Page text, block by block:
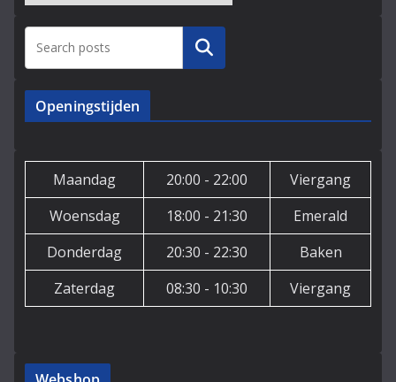
Zoeken
Openingstijden
Maandag 20:00 - 22:00
Viergang
Woensdag
18:00 - 21:30
Emerald
Donderdag
20:30 - 22:30
Baken
Zaterdag
08:30 - 10:30 Viergang